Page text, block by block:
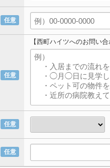
任意
任意
【西町ハイツへのお問い合
任意
任意